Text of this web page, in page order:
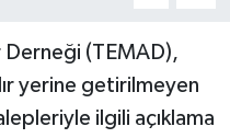
Derneği (TEMAD),
yerine getirilmeyen
ilgili açıklama